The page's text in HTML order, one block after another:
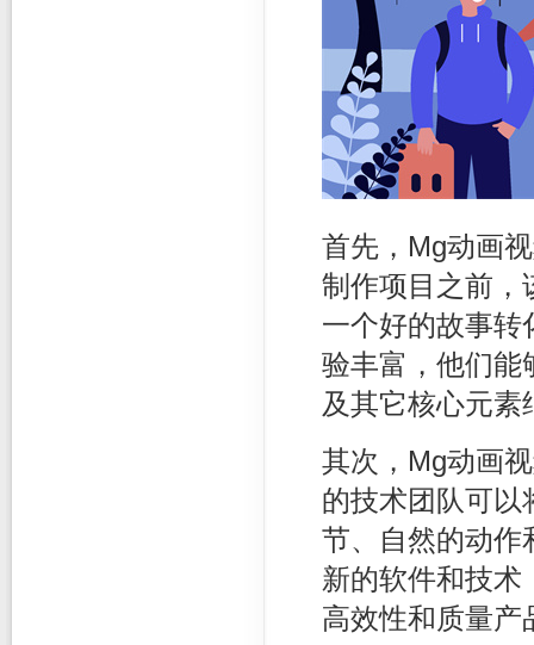
首先，Mg动画
制作项目之前，
一个好的故事转
验丰富，他们能
及其它核心元素
其次，Mg动画
的技术团队可以
节、自然的动作
新的软件和技术
高效性和质量产